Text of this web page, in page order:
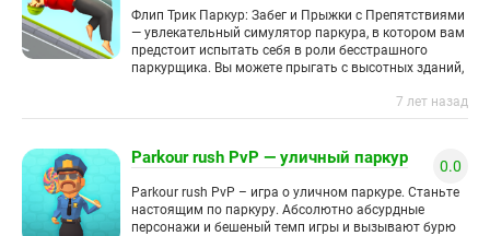
Флип Трик Паркур: Забег и Прыжки с Препятствиями
— увлекательный симулятор паркура, в котором вам
предстоит испытать себя в роли бесстрашного
паркурщика. Вы можете прыгать с высотных зданий,
7 лет назад
Parkour rush PvP — уличный паркур 0.0
Parkour rush PvP – игра о уличном паркуре. Станьте
настоящим по паркуру. Абсолютно абсурдные
персонажи и бешеный темп игры и вызывают бурю